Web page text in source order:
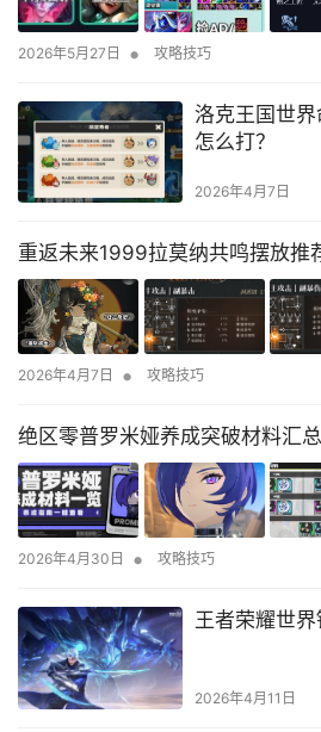
2026年5月27日 • 攻略技巧
洛克王国世
怎么打？
2026年4月7日
重返未来1999拉莫纳共鸣摆放推
2026年4月7日 • 攻略技巧
绝区零普罗米娅养成突破材料汇总
2026年4月30日 • 攻略技巧
王者荣耀世
2026年4月11日